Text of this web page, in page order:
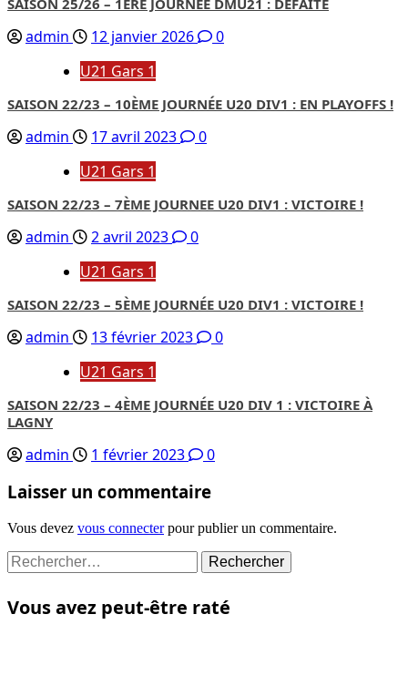
admin 12 janvier 2026
0
U21 Gars 1
SAISON 22/23 – 10ÈME JOURNÉE U20 DIV1 : EN PLAYOFFS !
admin 17 avril 2023
0
U21 Gars 1
SAISON 22/23 – 7ÈME JOURNEE U20 DIV1 : VICTOIRE !
admin 2 avril 2023
0
U21 Gars 1
SAISON 22/23 – 5ÈME JOURNÉE U20 DIV1 : VICTOIRE !
admin 13 février 2023
0
U21 Gars 1
SAISON 22/23 – 4ÈME JOURNÉE U20 DIV 1 : VICTOIRE À
LAGNY
admin 1 février 2023 0
Laisser un commentaire
Vous devez vous connecterpour publier un commentaire.
Rechercher :
Vous avez peut-être raté